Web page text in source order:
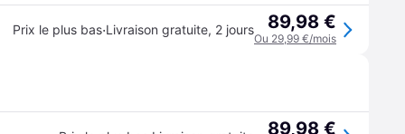
Prix le plus bas·Livraison gratuite, 2 jours 89,98 €
Ou 29,99 €/mois
89,98 €